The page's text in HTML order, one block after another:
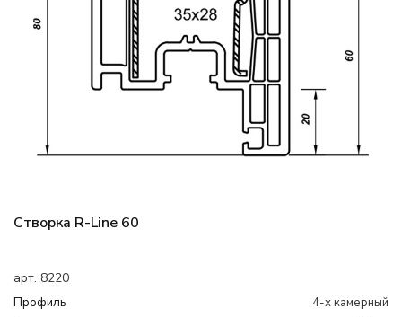
Створка R-Line 60
арт. 8220
Профиль
4-х камерный